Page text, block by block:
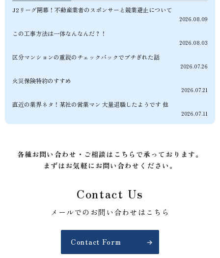
J2リーグ開幕！不動産業者のスポンサーと競業避止について
2026.08.09
この工事方法は一体なんなんだ？！
2026.08.03
区分マンションの重説のチェックバックでブチぎれた話
2026.07.26
火災保険特約のすすめ
2026.07.21
直近の業界ネタ！某社の営業マン 大量退職したようです 他
2026.07.11
各種お問い合わせ・ご相談はこちらで承っております。
まずはお気軽にお問い合わせください。
Contact Us
メールでのお問い合わせはこちら
Contact Form